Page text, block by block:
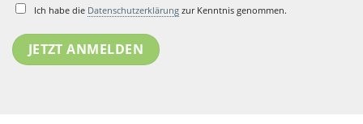
Ich habe die Datenschutzerklärungzur Kenntnis genommen.